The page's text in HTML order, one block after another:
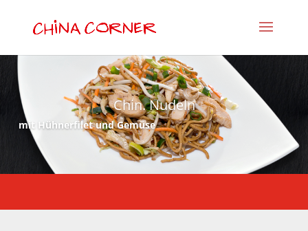
Chin. Nudeln
mit Hühnerfilet und Gemüse